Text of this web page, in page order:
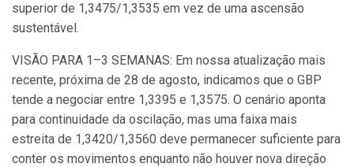
superior de 1,3475/1,3535 em vez de uma ascensão
sustentável.
VISÃO PARA 1–3 SEMANAS: Em nossa atualização mais
recente, próxima de 28 de agosto, indicamos que o GBP
tende a negociar entre 1,3395 e 1,3575. O cenário aponta
para continuidade da oscilação, mas uma faixa mais
estreita de 1,3420/1,3560 deve permanecer suficiente para
conter os movimentos enquanto não houver nova direção